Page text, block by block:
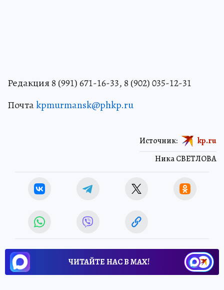
Редакция 8 (991) 671-16-33, 8 (902) 035-12-31
Почтаkpmurmansk@phkp.ru
Ника СВЕТЛОВА
Источник: kp.ru
ЧИТАЙТЕ НАС В МАХ!